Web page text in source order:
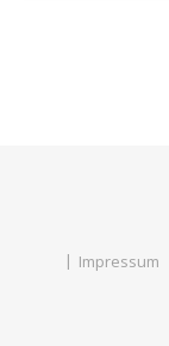
Impressum